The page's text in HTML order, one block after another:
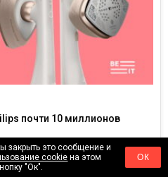
почти 10 миллионов
закрыть это сообщение и
cookie на этом
"Ок".
ОК